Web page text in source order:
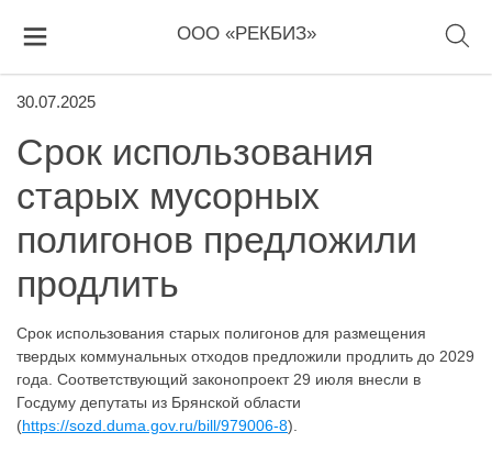
ООО «РЕКБИЗ»
30.07.2025
Срок использования
старых мусорных
полигонов предложили
продлить
Срок использования старых полигонов для размещения
твердых коммунальных отходов предложили продлить до 2029
года. Соответствующий законопроект 29 июля внесли в
Госдуму депутаты из Брянской области
(https://sozd.duma.gov.ru/bill/979006-8).